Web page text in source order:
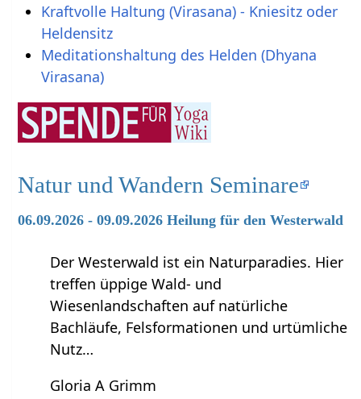
Kraftvolle Haltung (Virasana) - Kniesitz oder
Heldensitz
Meditationshaltung des Helden (Dhyana
Virasana)
Natur und Wandern Seminare
06.09.2026 - 09.09.2026 Heilung für den Westerwald
Der Westerwald ist ein Naturparadies. Hier
treffen üppige Wald- und
Wiesenlandschaften auf natürliche
Bachläufe, Felsformationen und urtümliche
Nutz…
Gloria A Grimm